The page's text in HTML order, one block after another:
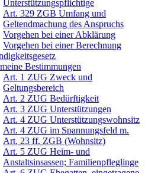
Unterstützungspflichtige
Art. 329 ZGB Umfang und
Geltendmachung des Anspruchs
Vorgehen bei einer Abklärung
Vorgehen bei einer Berechnung
Bestimmungen
Art. 1 ZUG Zweck und
Geltungsbereich
Art. 2 ZUG Bedürftigkeit
Art. 3 ZUG Unterstützungen
Art. 4 ZUG Unterstützungswohnsitz
Art. 4 ZUG im Spannungsfeld m.
Art. 23 ff. ZGB (Wohnsitz)
Art. 5 ZUG Heim- und
Anstaltsinsassen; Familienpfleglinge